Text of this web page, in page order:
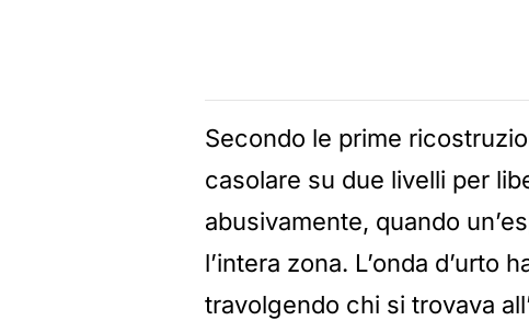
Secondo le prime
casolare su due livelli per
abusivamente, quando
l’intera zona. L’onda d’urto
travolgendo chi si trovava